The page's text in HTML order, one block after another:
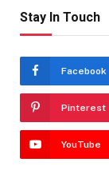
Stay In Touch
Facebook
Pinterest
YouTube